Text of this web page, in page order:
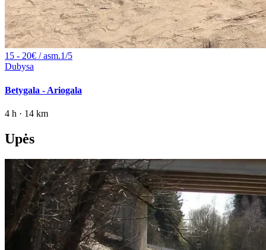
15 - 20€ / asm.1/5
Dubysa
Betygala - Ariogala
4 h · 14 km
Upės